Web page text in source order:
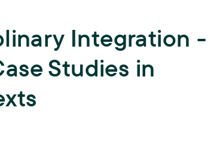
Biodiversität
Landnutzung
Schadstoffrisiken
Hochschullehre und
Nachwuchsbildung,
Lehrende,Lehrveranstaltungen,
Abschlussarbeiten,ISOE-Lecture
Integration -
Studies in